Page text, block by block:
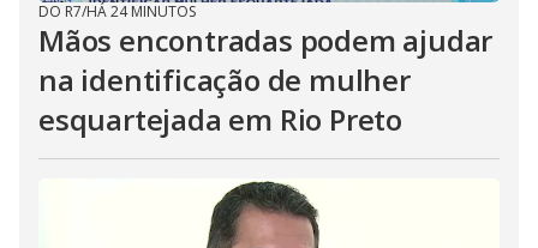
DO R7/HÁ 24 MINUTOS
Mãos encontradas podem ajudar
na identificação de mulher
esquartejada em Rio Preto